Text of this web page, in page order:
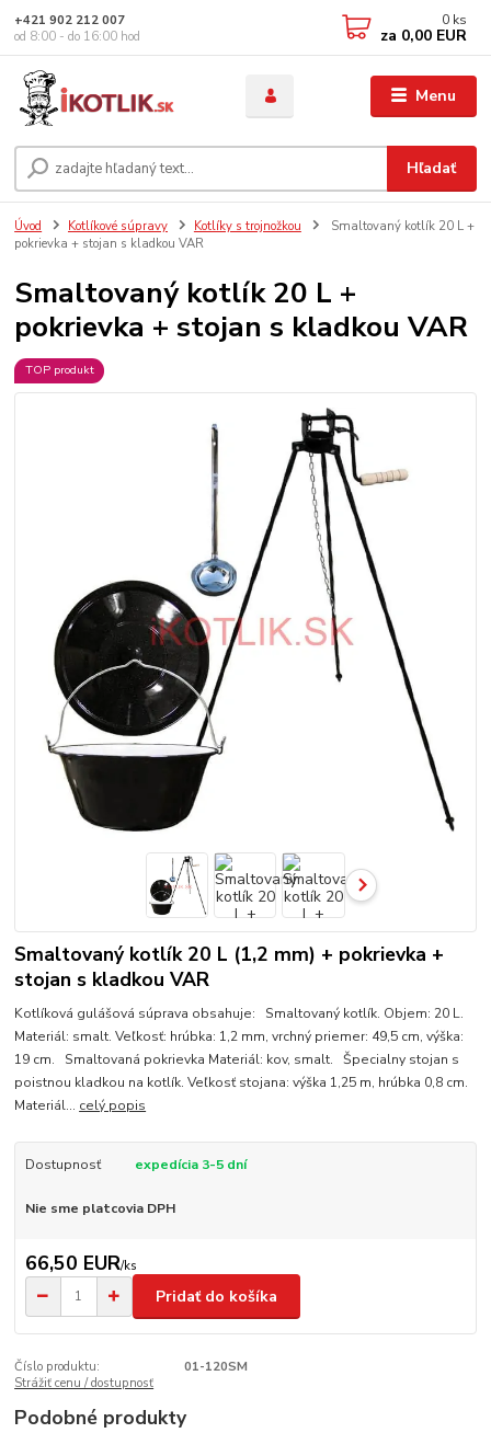
Menu
Hľadať
+421 902 212 007
od 8:00 - do 16:00 hod
0 ks
za 0,00 EUR
Úvod Kotlíkové súpravy Kotlíky s trojnožkou
Smaltovaný kotlík 20 L +
pokrievka + stojan s kladkou VAR
Smaltovaný kotlík 20 L +
pokrievka + stojan s kladkou VAR
TOP produkt
Smaltovaný kotlík 20 L (1,2 mm) + pokrievka +
stojan s kladkou VAR
Kotlíková gulášová súprava obsahuje: Smaltovaný kotlík. Objem: 20 L.
Materiál: smalt. Veľkosť: hrúbka: 1,2 mm, vrchný priemer: 49,5 cm, výška:
19 cm. Smaltovaná pokrievka Materiál: kov, smalt. Špecialny stojan s
poistnou kladkou na kotlík. Veľkosť stojana: výška 1,25 m, hrúbka 0,8 cm.
Materiál... celý popis
Dostupnosť expedícia 3-5 dní
Nie sme platcovia DPH
66,50 EUR/ks
Pridať do košíka
Číslo produktu:
01-120SM
Strážiť cenu / dostupnosť
Podobné produkty